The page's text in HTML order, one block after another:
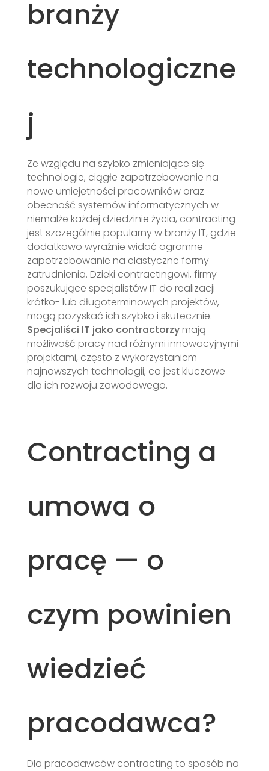
branży
technologiczne
j
Ze względu na szybko zmieniające się
technologie, ciągłe zapotrzebowanie na
nowe umiejętności pracowników oraz
obecność systemów informatycznych w
niemalże każdej dziedzinie życia, contracting
jest szczególnie popularny w branży IT, gdzie
dodatkowo wyraźnie widać ogromne
zapotrzebowanie na elastyczne formy
zatrudnienia. Dzięki contractingowi, firmy
poszukujące specjalistów IT do realizacji
krótko- lub długoterminowych projektów,
mogą pozyskać ich szybko i skutecznie.
Specjaliści IT jako contractorzymają
możliwość pracy nad różnymi innowacyjnymi
projektami, często z wykorzystaniem
najnowszych technologii, co jest kluczowe
dla ich rozwoju zawodowego.
Contracting a
umowa o
pracę — o
czym powinien
wiedzieć
pracodawca?
Dla pracodawców contracting to sposób na